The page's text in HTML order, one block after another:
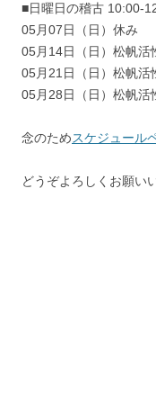
■日曜日の稽古 10:00-
05月07日（日）休み
05月14日（日）松帆活
05月21日（日）松帆活
05月28日（日）松帆活
念のためスケジュール
どうぞよろしくお願い